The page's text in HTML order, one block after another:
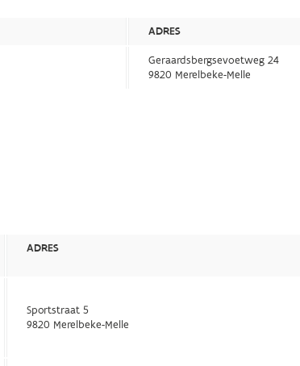
ADRES
Geraardsbergsevoetweg 24
9820 Merelbeke-Melle
ADRES
Sportstraat 5
9820 Merelbeke-Melle